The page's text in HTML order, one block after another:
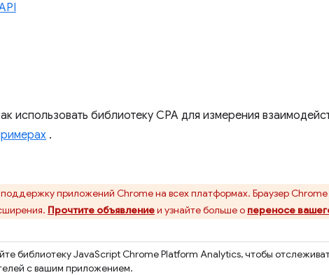
использовать библиотеку CPA для измерения
.
приложений Chrome на всех платформах. Браузер
Прочтите объявлениеи узнайте больше о переносе
библиотеку JavaScript Chrome Platform Analytics, чтобы
с вашим приложением.